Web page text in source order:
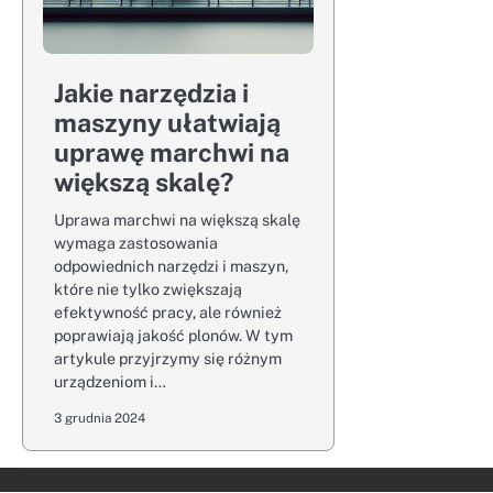
Jakie narzędzia i
maszyny ułatwiają
uprawę marchwi na
większą skalę?
Uprawa marchwi na większą skalę
wymaga zastosowania
odpowiednich narzędzi i maszyn,
które nie tylko zwiększają
efektywność pracy, ale również
poprawiają jakość plonów. W tym
artykule przyjrzymy się różnym
urządzeniom i…
3 grudnia 2024